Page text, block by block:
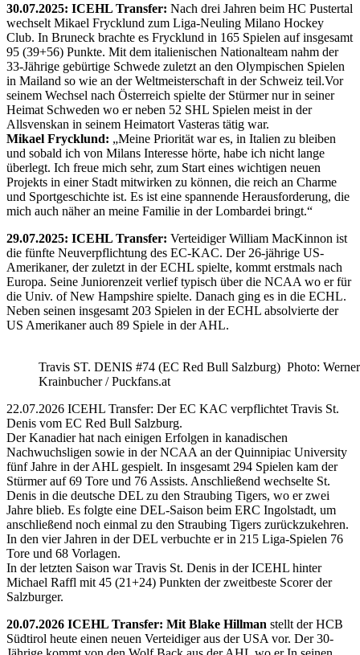
30.07.2025: ICEHL Transfer: Nach drei Jahren beim HC Pustertal
wechselt Mikael Frycklund zum Liga-Neuling Milano Hockey
Club. In Bruneck brachte es Frycklund in 165 Spielen auf insgesamt
95 (39+56) Punkte. Mit dem italienischen Nationalteam nahm der
33-Jährige gebürtige Schwede zuletzt an den Olympischen Spielen
in Mailand so wie an der Weltmeisterschaft in der Schweiz teil.Vor
seinem Wechsel nach Österreich spielte der Stürmer nur in seiner
Heimat Schweden wo er neben 52 SHL Spielen meist in der
Allsvenskan in seinem Heimatort Vasteras tätig war.
Mikael Frycklund: „Meine Priorität war es, in Italien zu bleiben
und sobald ich von Milans Interesse hörte, habe ich nicht lange
überlegt. Ich freue mich sehr, zum Start eines wichtigen neuen
Projekts in einer Stadt mitwirken zu können, die reich an Charme
und Sportgeschichte ist. Es ist eine spannende Herausforderung, die
mich auch näher an meine Familie in der Lombardei bringt.“
29.07.2025: ICEHL Transfer: Verteidiger William MacKinnon ist
die fünfte Neuverpflichtung des EC-KAC. Der 26-jährige US-
Amerikaner, der zuletzt in der ECHL spielte, kommt erstmals nach
Europa. Seine Juniorenzeit verlief typisch über die NCAA wo er für
die Univ. of New Hampshire spielte. Danach ging es in die ECHL.
Neben seinen insgesamt 203 Spielen in der ECHL absolvierte der
US Amerikaner auch 89 Spiele in der AHL.
Travis ST. DENIS #74 (EC Red Bull Salzburg) Photo: Werner
Krainbucher / Puckfans.at
22.07.2026 ICEHL Transfer: Der EC KAC verpflichtet Travis St.
Denis vom EC Red Bull Salzburg.
Der Kanadier hat nach einigen Erfolgen in kanadischen
Nachwuchsligen sowie in der NCAA an der Quinnipiac University
fünf Jahre in der AHL gespielt. In insgesamt 294 Spielen kam der
Stürmer auf 69 Tore und 76 Assists. Anschließend wechselte St.
Denis in die deutsche DEL zu den Straubing Tigers, wo er zwei
Jahre blieb. Es folgte eine DEL-Saison beim ERC Ingolstadt, um
anschließend noch einmal zu den Straubing Tigers zurückzukehren.
In den vier Jahren in der DEL verbuchte er in 215 Liga-Spielen 76
Tore und 68 Vorlagen.
In der letzten Saison war Travis St. Denis in der ICEHL hinter
Michael Raffl mit 45 (21+24) Punkten der zweitbeste Scorer der
Salzburger.
20.07.2026 ICEHL Transfer: Mit Blake Hillman stellt der HCB
Südtirol heute einen neuen Verteidiger aus der USA vor. Der 30-